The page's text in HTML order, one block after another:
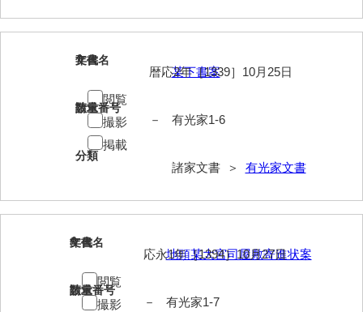
小田家文書（山口市下小鯖）
影山家文書
鹿島家文書
片岡トミ子自作農地木札
堅田家文書（一般郷土伝来）
堅田家文書（山口市）
7
文書名
某下書案
請求番号
有光家1-6
分類
諸家文書 ＞ 有光家文書
年代
暦応2年［1339］10月25日
数量
－
閲覧
撮影
掲載
8
文書名
地頭某大宮司屋敷寄進状案
請求番号
有光家1-7
年代
応永1年［1394］10月27日
数量
－
閲覧
撮影